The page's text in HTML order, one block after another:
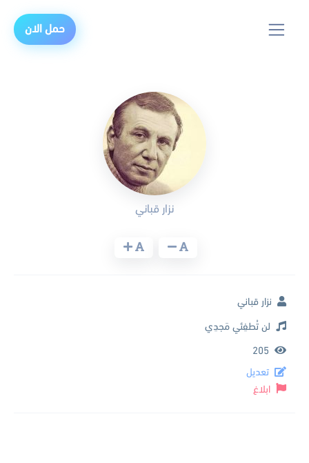
حمل الان
نزار قباني
نزار قباني
لن تُطفِئي مَجدِي
205
تعديل
ابلاغ